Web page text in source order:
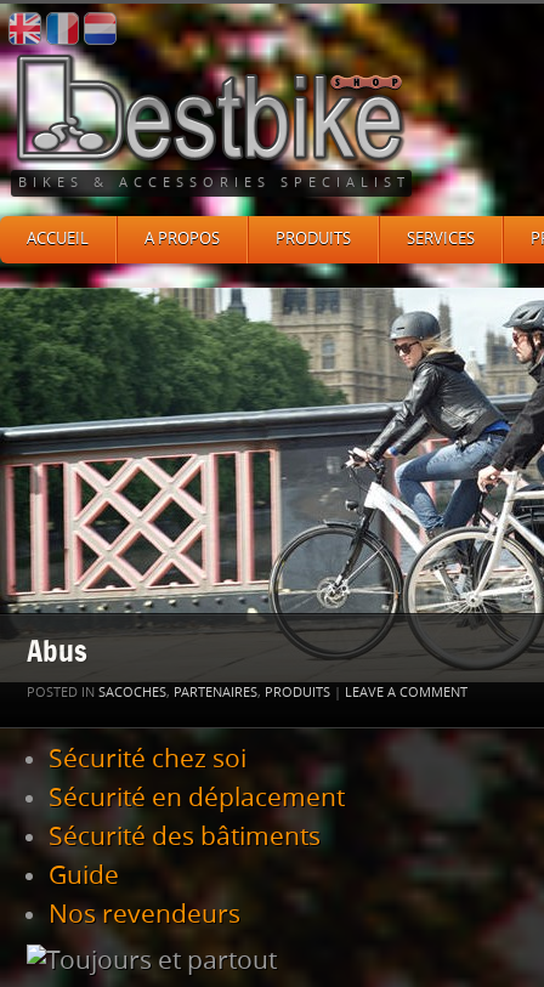
BIKES & ACCESSORIES SPECIALIST
ACCUEIL A PROPOS PRODUITS SERVICES
Abus
POSTED IN SACOCHES, PARTENAIRES, PRODUITS | LEAVE A COMMENT
Sécurité chez soi
Sécurité en déplacement
Sécurité des bâtiments
Guide
Nos revendeurs